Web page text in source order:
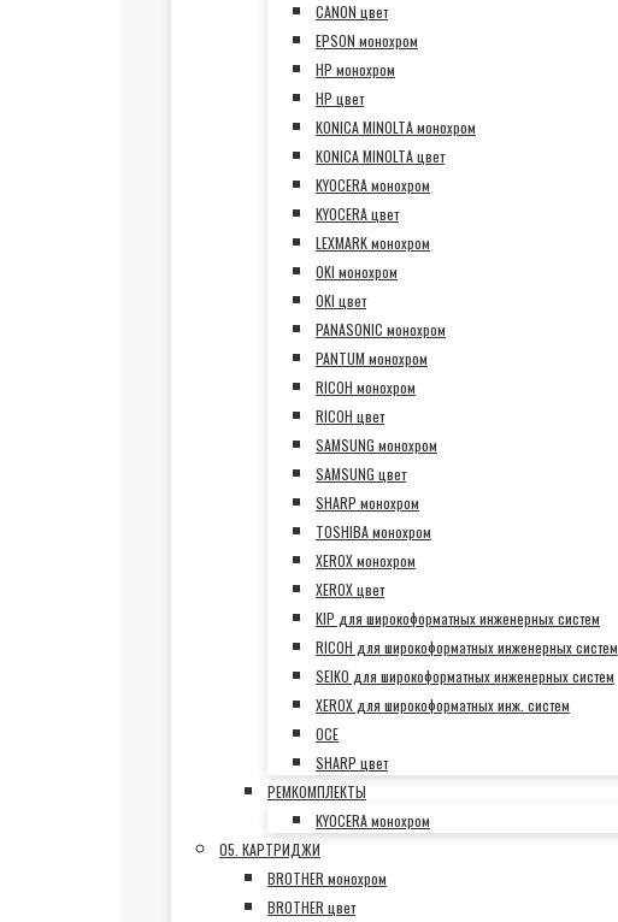
CANON цвет
EPSON монохром
HP монохром
HP цвет
KONICA MINOLTA монохром
KONICA MINOLTA цвет
KYOCERA монохром
KYOCERA цвет
LEXMARK монохром
OKI монохром
OKI цвет
PANASONIC монохром
PANTUM монохром
RICOH монохром
RICOH цвет
SAMSUNG монохром
SAMSUNG цвет
SHARP монохром
TOSHIBA монохром
XEROX монохром
XEROX цвет
KIP для широкоформатных инженерных систем
RICOH для широкоформатных инженерных систем
SEIKO для широкоформатных инженерных систем
XEROX для широкоформатных инж. систем
OCE
SHARP цвет
РЕМКОМПЛЕКТЫ
KYOCERA монохром
05. КАРТРИДЖИ
BROTHER монохром
BROTHER цвет